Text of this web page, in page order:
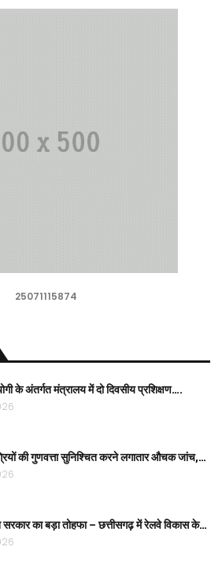
25071115874
के अंतर्गत मंत्रालय में दो दिवसीय प्रशिक्षण….
की गुणवत्ता सुनिश्चित करने लगातार औचक जांच,…
का बड़ा तोहफा – छत्तीसगढ़ में रेलवे विकास के…